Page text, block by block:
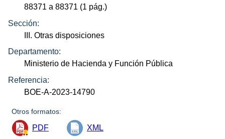
88371 a 88371 (1 pág.)
Sección:
III. Otras disposiciones
Departamento:
Ministerio de Hacienda y Función Pública
Referencia:
BOE-A-2023-14790
Otros formatos:
PDF XML